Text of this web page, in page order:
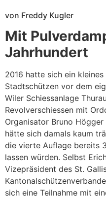
von Freddy Kugler
Mit
Jahrhundert
2016 hatte sich ein
Stadtschützen vor dem
Wiler Schiessanlage
Revolverschiessen mit
Organisator Bruno
hätte sich damals kaum
die vierte Auflage bereits
lassen würden. Selbst
Vizepräsident des St.
sich eine Teilnahme mit